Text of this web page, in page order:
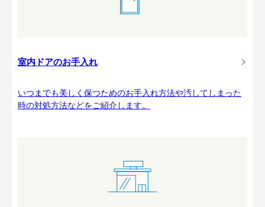
室内ドアのお手入れ
いつまでも美しく保つためのお手入れ方法や汚してしまった
時の対処方法などをご紹介します。